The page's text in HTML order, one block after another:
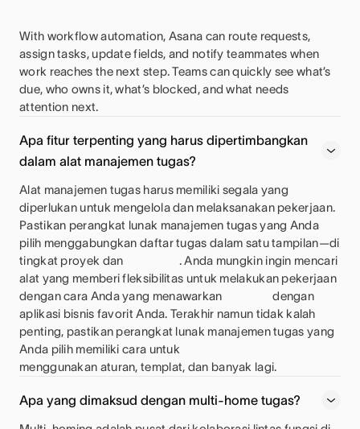
With workflow automation, Asana can route requests,
assign tasks, update fields, and notify teammates when
work reaches the next step. Teams can quickly see what’s
due, who owns it, what’s blocked, and what needs
attention next.
Apa fitur terpenting yang harus dipertimbangkan
dalam alat manajemen tugas?
Alat manajemen tugas harus memiliki segala yang
diperlukan untuk mengelola dan melaksanakan pekerjaan.
Pastikan perangkat lunak manajemen tugas yang Anda
pilih menggabungkan daftar tugas dalam satu tampilan—di
tingkat proyek dan
. Anda mungkin ingin mencari
alat yang memberi fleksibilitas untuk melakukan pekerjaan
dengan cara Anda yang menawarkan
dengan
aplikasi bisnis favorit Anda. Terakhir namun tidak kalah
penting, pastikan perangkat lunak manajemen tugas yang
Anda pilih memiliki cara untuk
menggunakan aturan, templat, dan banyak lagi.
Apa yang dimaksud dengan multi-home tugas?